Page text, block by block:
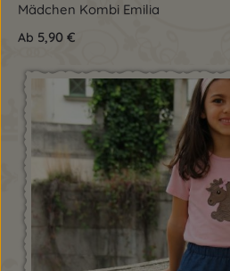
Mädchen Kombi Emilia
Ab 5,90 €